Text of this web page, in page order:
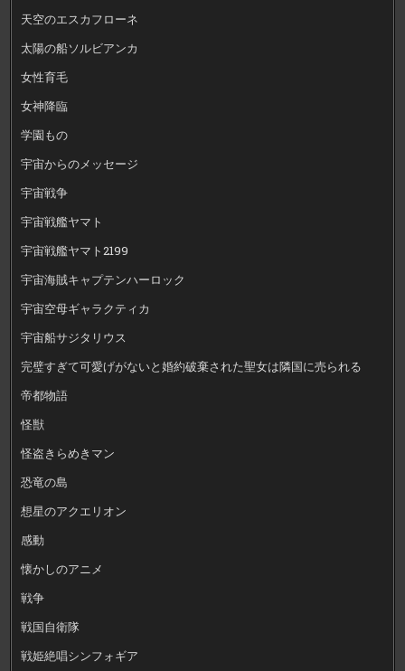
天空のエスカフローネ
太陽の船ソルビアンカ
女性育毛
女神降臨
学園もの
宇宙からのメッセージ
宇宙戦争
宇宙戦艦ヤマト
宇宙戦艦ヤマト2199
宇宙海賊キャプテンハーロック
宇宙空母ギャラクティカ
宇宙船サジタリウス
完璧すぎて可愛げがないと婚約破棄された聖女は隣国に売られる
帝都物語
怪獣
怪盗きらめきマン
恐竜の島
想星のアクエリオン
感動
懐かしのアニメ
戦争
戦国自衛隊
戦姫絶唱シンフォギア